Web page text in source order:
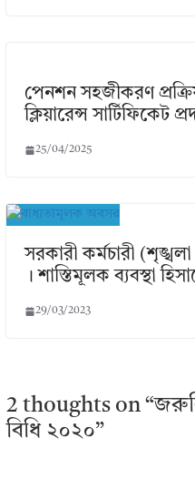
পেনশন সহজীকরণ
ক্লিয়ারেন্স সার্টিফিকেট
25/04/2025
সরকারী কর্মচারী
। শাস্তিমূলক ব্যবস্থা
29/03/2023
2 thoughts on “
বিধি ২০২০”